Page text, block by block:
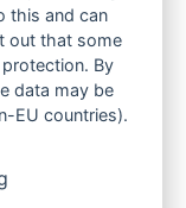
this and can
out that some
By
data may be
EU countries).